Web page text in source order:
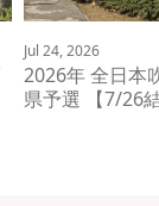
Jul 24, 2026
2026年 全日本
県予選 【7/26